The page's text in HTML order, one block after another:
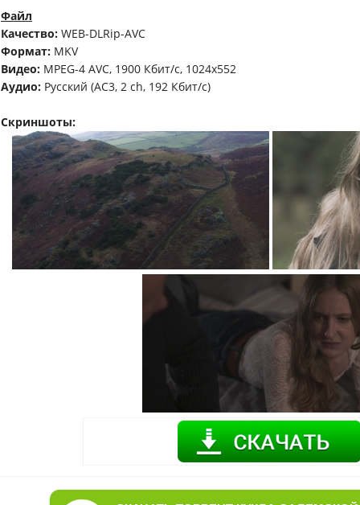
Файл
Качество: WEB-DLRip-AVC
Формат: MKV
Видео: MPEG-4 AVC, 1900 Кбит/с, 1024x552
Аудио: Русский (AC3, 2 ch, 192 Кбит/с)
Скриншоты: